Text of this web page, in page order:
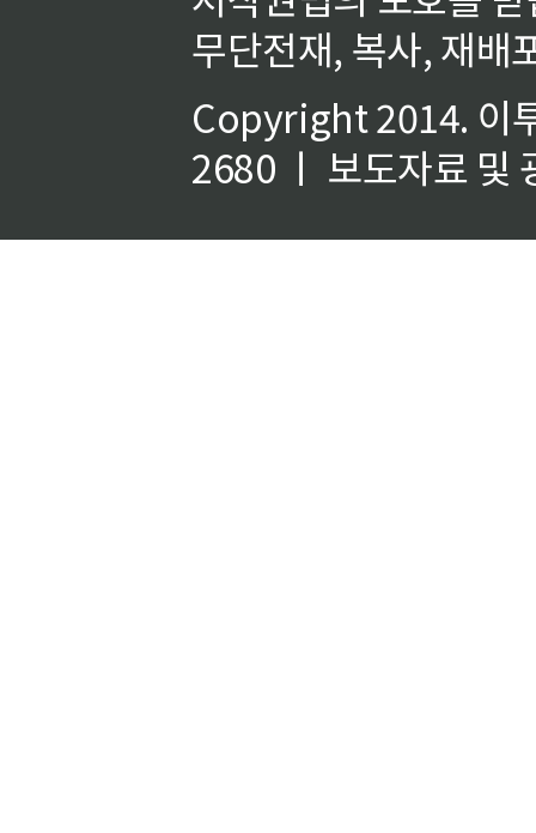
무단전재, 복사, 재배
Copyright 2014. 이
2680 ㅣ 보도자료